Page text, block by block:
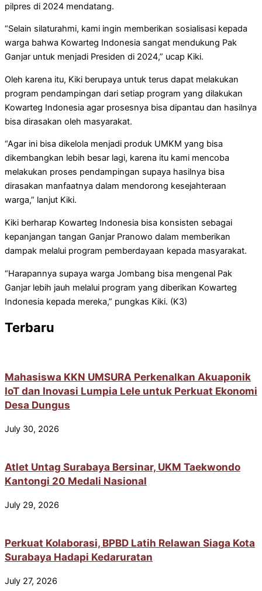
pilpres di 2024 mendatang.
“Selain silaturahmi, kami ingin memberikan sosialisasi kepada
warga bahwa Kowarteg Indonesia sangat mendukung Pak
Ganjar untuk menjadi Presiden di 2024,” ucap Kiki.
Oleh karena itu, Kiki berupaya untuk terus dapat melakukan
program pendampingan dari setiap program yang dilakukan
Kowarteg Indonesia agar prosesnya bisa dipantau dan hasilnya
bisa dirasakan oleh masyarakat.
“Agar ini bisa dikelola menjadi produk UMKM yang bisa
dikembangkan lebih besar lagi, karena itu kami mencoba
melakukan proses pendampingan supaya hasilnya bisa
dirasakan manfaatnya dalam mendorong kesejahteraan
warga,” lanjut Kiki.
Kiki berharap Kowarteg Indonesia bisa konsisten sebagai
kepanjangan tangan Ganjar Pranowo dalam memberikan
dampak melalui program pemberdayaan kepada masyarakat.
“Harapannya supaya warga Jombang bisa mengenal Pak
Ganjar lebih jauh melalui program yang diberikan Kowarteg
Indonesia kepada mereka,” pungkas Kiki. (K3)
Terbaru
Mahasiswa KKN UMSURA Perkenalkan Akuaponik
IoT dan Inovasi Lumpia Lele untuk Perkuat Ekonomi
Desa Dungus
July 30, 2026
Atlet Untag Surabaya Bersinar, UKM Taekwondo
Kantongi 20 Medali Nasional
July 29, 2026
Perkuat Kolaborasi, BPBD Latih Relawan Siaga Kota
Surabaya Hadapi Kedaruratan
July 27, 2026